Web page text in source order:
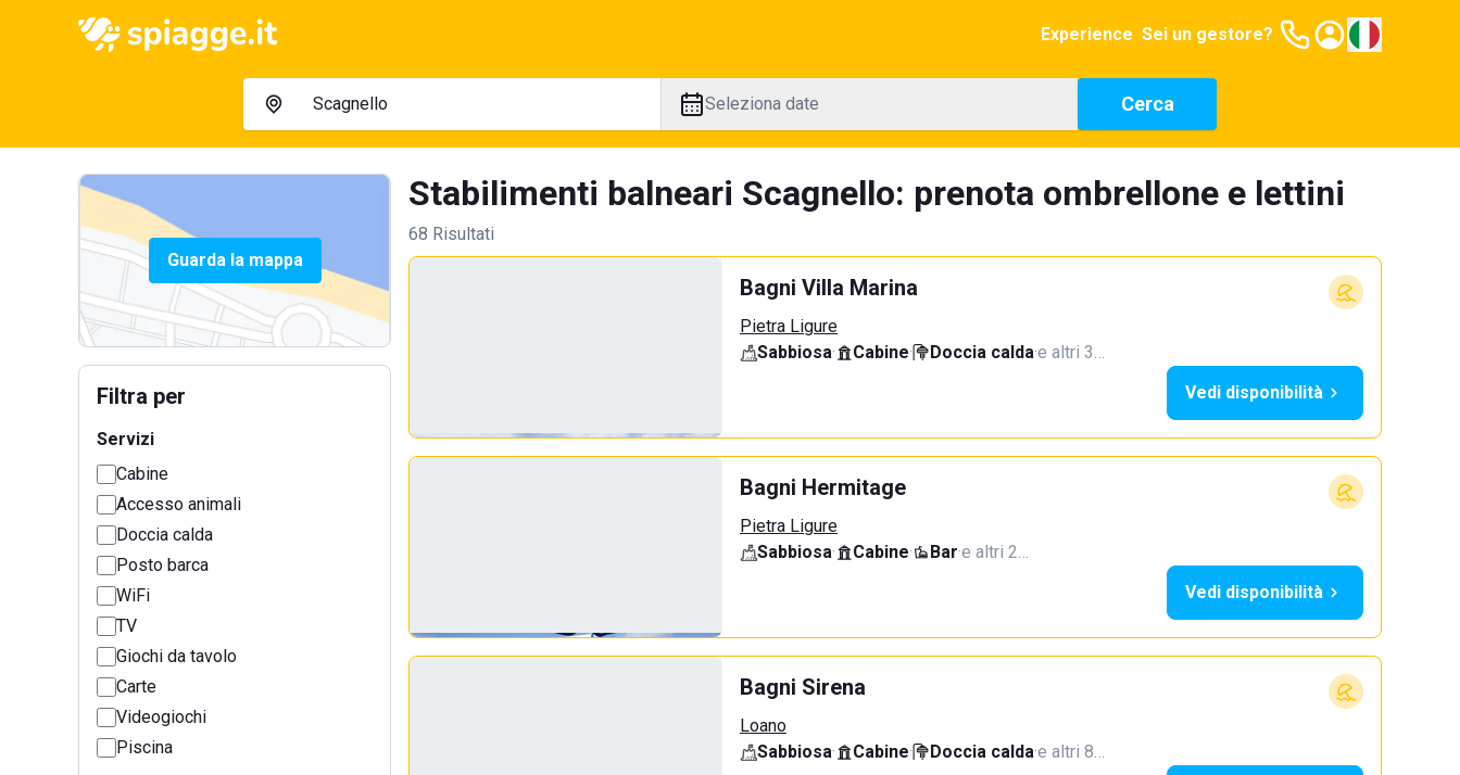
Experience Sei un gestore?
Seleziona date Cerca
Guarda la mappa
Filtra per
Servizi
Cabine
Accesso animali
Doccia calda
Posto barca
WiFi
TV
Giochi da tavolo
Carte
Videogiochi
Piscina
Stabilimenti balneari Scagnello: prenota ombrellone e lettini
68 Risultati
Bagni Villa Marina
Pietra Ligure
Sabbiosa· Cabine· Doccia calda·e altri 3…
Vedi disponibilità
Bagni Hermitage
Pietra Ligure
Sabbiosa· Cabine· Bar·e altri 2…
Vedi disponibilità
Bagni Sirena
Loano
Sabbiosa· Cabine· Doccia calda·e altri 8…